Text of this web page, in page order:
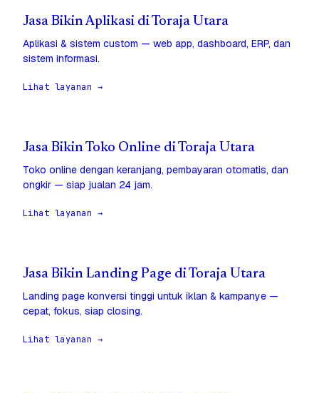
Jasa Bikin Aplikasi di Toraja Utara
Aplikasi & sistem custom — web app, dashboard, ERP, dan
sistem informasi.
Lihat layanan →
Jasa Bikin Toko Online di Toraja Utara
Toko online dengan keranjang, pembayaran otomatis, dan
ongkir — siap jualan 24 jam.
Lihat layanan →
Jasa Bikin Landing Page di Toraja Utara
Landing page konversi tinggi untuk iklan & kampanye —
cepat, fokus, siap closing.
Lihat layanan →